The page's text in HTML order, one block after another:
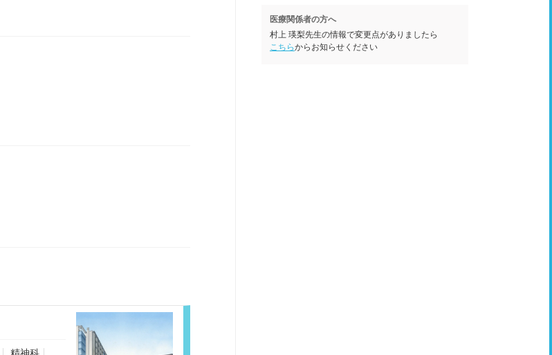
医療関係者の方へ
村上 瑛梨先生の情報で変更点がありましたら
こちらからお知らせください